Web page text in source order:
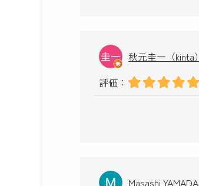
秋元圭一（kinta）
評価：
Masashi YAMADA